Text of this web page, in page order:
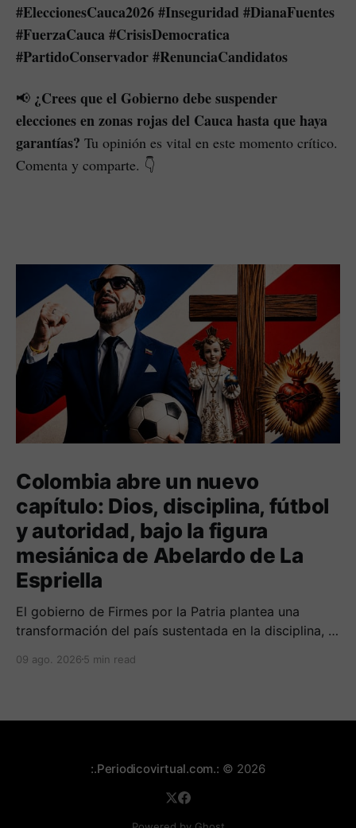
#EleccionesCauca2026 #Inseguridad #DianaFuentes
#FuerzaCauca #CrisisDemocratica
#PartidoConservador #RenunciaCandidatos
📢 ¿Crees que el Gobierno debe suspender
elecciones en zonas rojas del Cauca hasta que haya
garantías? Tu opinión es vital en este momento crítico.
Comenta y comparte. 👇
Colombia abre un nuevo
capítulo: Dios, disciplina, fútbol
y autoridad, bajo la figura
mesiánica de Abelardo de La
Espriella
El gobierno de Firmes por la Patria plantea una
transformación del país sustentada en la disciplina, el
una mayor presencia de los uniformados en el
09 ago. 2026 5 min read
:.Periodicovirtual.com.: © 2026